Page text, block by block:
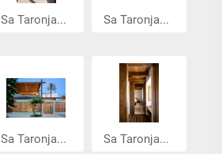
Sa Taronja... Sa Taronja...
Sa Taronja... Sa Taronja...